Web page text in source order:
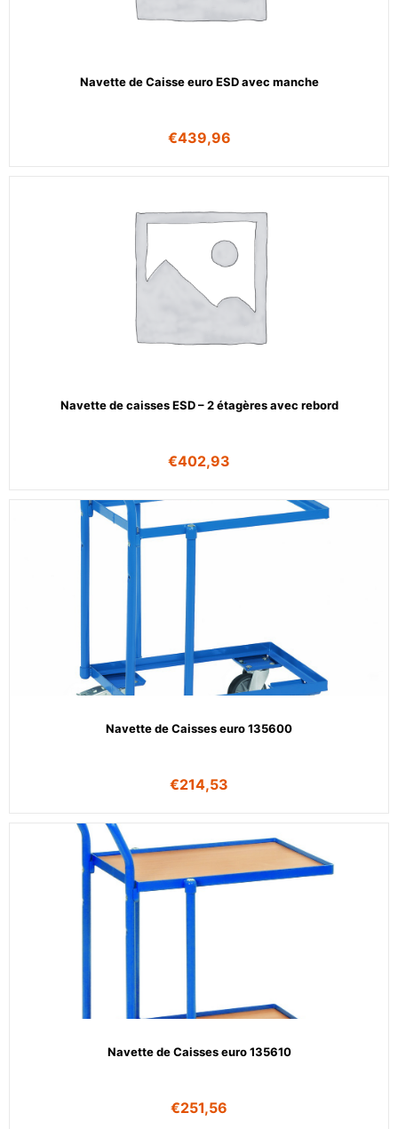
Navette de Caisse euro ESD avec manche
€439,96
Navette de caisses ESD – 2 étagères avec rebord
€402,93
Navette de Caisses euro 135600
€214,53
Navette de Caisses euro 135610
€251,56